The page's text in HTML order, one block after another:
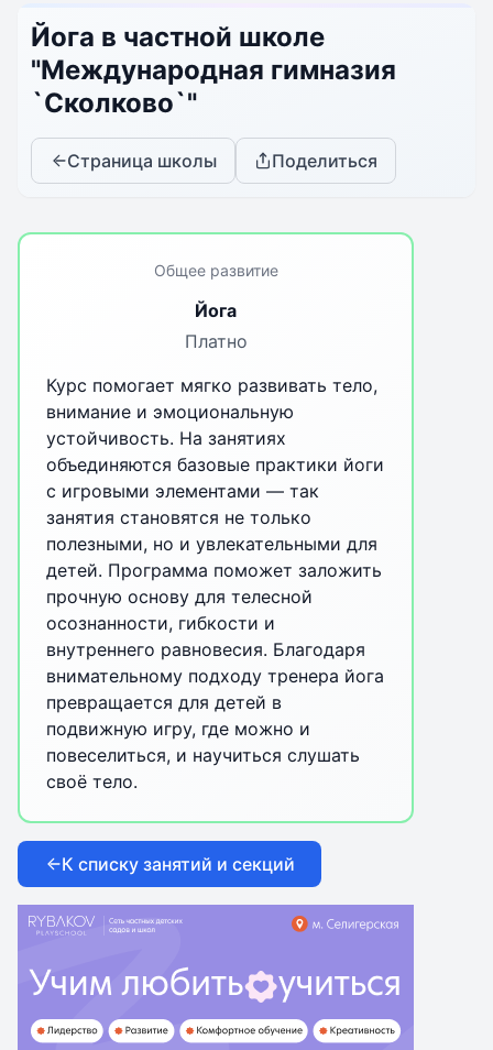
Йога в частной школе
"Международная гимназия
`Сколково`"
Страница школы Поделиться
Общее развитие
Йога
Платно
Курс помогает мягко развивать тело,
внимание и эмоциональную
устойчивость. На занятиях
объединяются базовые практики йоги
с игровыми элементами — так
занятия становятся не только
полезными, но и увлекательными для
детей. Программа поможет заложить
прочную основу для телесной
осознанности, гибкости и
внутреннего равновесия. Благодаря
внимательному подходу тренера йога
превращается для детей в
подвижную игру, где можно и
повеселиться, и научиться слушать
своё тело.
К списку занятий и секций